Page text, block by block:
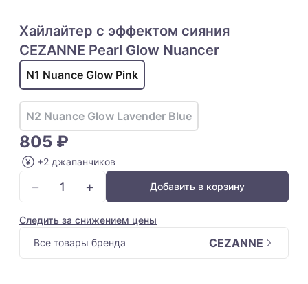
Хайлайтер с эффектом сияния
CEZANNE Pearl Glow Nuancer
N1 Nuance Glow Pink
N2 Nuance Glow Lavender Blue
805 ₽
+2 джапанчиков
− + Добавить в корзину
Следить за снижением цены
Все товары бренда
CEZANNE